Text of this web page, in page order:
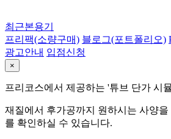
최근본용기
프리팩(소량구매) 블로그(포트폴리오)
광고안내 입점신청
×
프리코스에서 제공하는 '튜브 단가 시
재질에서 후가공까지 원하시는 사양
를 확인하실 수 있습니다.